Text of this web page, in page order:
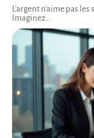
L'argent n'aime pas
Imaginez…